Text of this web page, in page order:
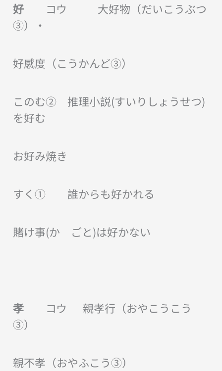
好コウ 大好物（だいこうぶつ
③）・
好感度（こうかんど③）
このむ② 推理小説(すいりしょうせつ)
を好む
お好み焼き
すく① 誰からも好かれる
賭け事(か ごと)は好かない
孝コウ 親孝行（おやこうこう
③）
親不孝（おやふこう③）